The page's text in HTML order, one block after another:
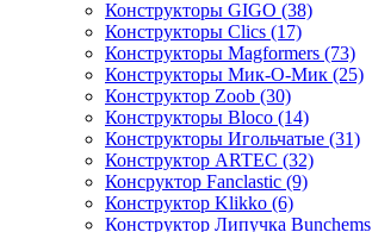
Конструкторы GIGO (38)
Конструкторы Clics (17)
Конструкторы Magformers (73)
Конструкторы Мик-О-Мик (25)
Конструктор Zoob (30)
Конструкторы Bloco (14)
Конструкторы Игольчатые (31)
Конструктор ARTEC (32)
Консруктор Fanclastic (9)
Конструктор Klikko (6)
Конструктор Липучка Bunchems